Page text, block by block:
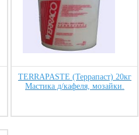
TERRAPASTE (Террапаст) 20кг
Мастика д/кафеля, мозайки.